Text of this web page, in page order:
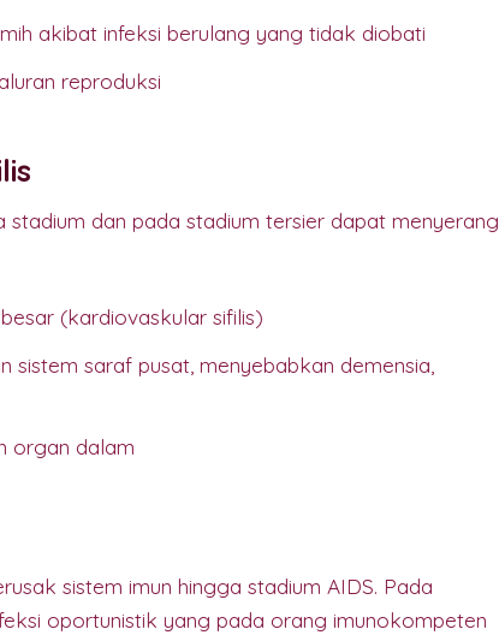
akibat infeksi berulang yang tidak diobati
reproduksi
dan pada stadium tersier dapat menyerang
(kardiovaskular sifilis)
saraf pusat, menyebabkan demensia,
organ dalam
sistem imun hingga stadium AIDS. Pada
oportunistik yang pada orang imunokompeten